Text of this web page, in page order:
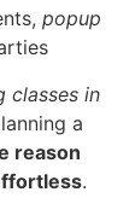
popup
classes in
a
reason
.